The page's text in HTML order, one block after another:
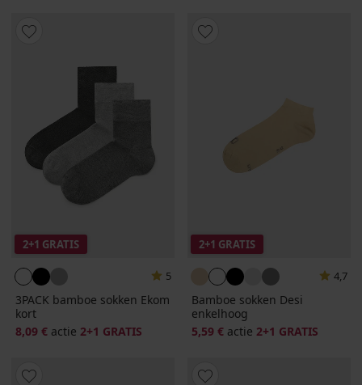
2+1 GRATIS
5
3PACK bamboe sokken Ekom
kort
8,09 € actie 2+1 GRATIS
2+1 GRATIS
4,7
Bamboe sokken Desi
enkelhoog
5,59 € actie 2+1 GRATIS